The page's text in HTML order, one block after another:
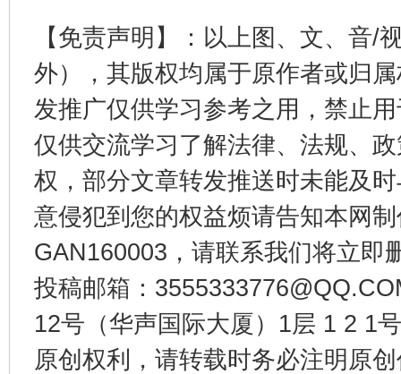
【免责声明】：以上图、文、音/
外），其版权均属于原作者或归
发推广仅供学习参考之用，禁止
仅供交流学习了解法律、法规、
权，部分文章转发推送时未能及
意侵犯到您的权益烦请告知本网
GAN160003，请联系我们将立即
投稿邮箱：
12号（华声国际大厦）1层 1 2 1
原创权利，请转载时务必注明原
东山县通报“牛蛙产品抗生素超标问题”
千年窑火 生生不息 一